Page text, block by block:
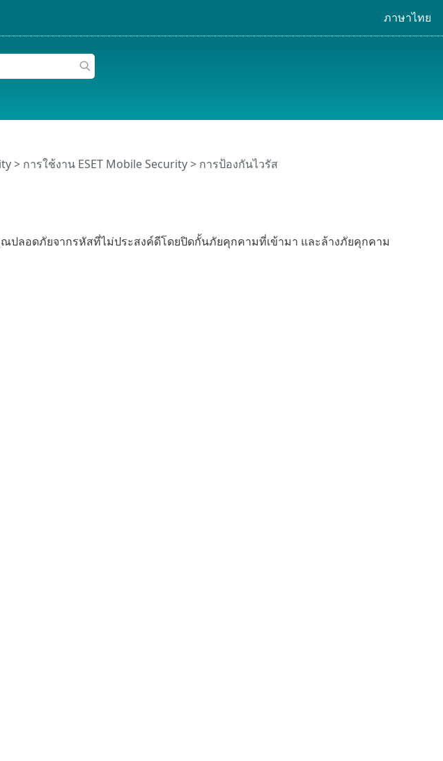
ภาษาไทย
> การใช้งาน ESET Mobile Security > การป้องกันไวรัส
ลอดภัยจากรหัสที่ไม่ประสงค์ดีโดยปิดกั้นภัยคุกคามที่เข้ามา และล้างภัยคุกคาม